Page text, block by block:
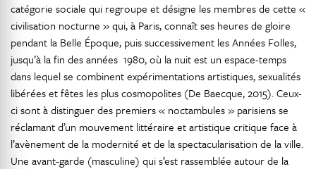
catégorie sociale qui regroupe et désigne les membres de cette «
civilisation nocturne » qui, à Paris, connaît ses heures de gloire
pendant la Belle Époque, puis successivement les Années Folles,
jusqu’à la fin des années 1980, où la nuit est un espace-temps
dans lequel se combinent expérimentations artistiques, sexualités
libérées et fêtes les plus cosmopolites (De Baecque, 2015). Ceux-
ci sont à distinguer des premiers « noctambules » parisiens se
réclamant d’un mouvement littéraire et artistique critique face à
l’avènement de la modernité et de la spectacularisation de la ville.
Une avant-garde (masculine) qui s’est rassemblée autour de la